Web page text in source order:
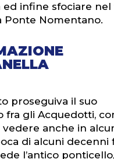
ed infine sfociare
Ponte Nomentano.
proseguiva il suo
fra gli Acquedotti,
vedere anche in
di alcuni decenni
l’antico